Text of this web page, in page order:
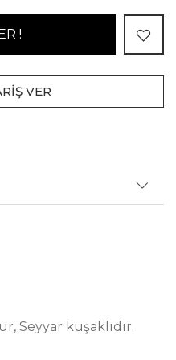
!
VER
Seyyar kuşaklıdır.